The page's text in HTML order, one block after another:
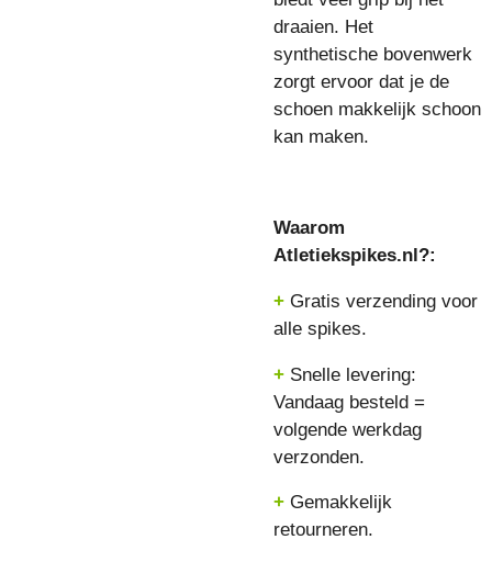
draaien. Het
synthetische bovenwerk
zorgt ervoor dat je de
schoen makkelijk schoon
kan maken.
Waarom
Atletiekspikes.nl?:
+ Gratis verzending voor
alle spikes.
+ Snelle levering:
Vandaag besteld =
volgende werkdag
verzonden.
+ Gemakkelijk
retourneren.